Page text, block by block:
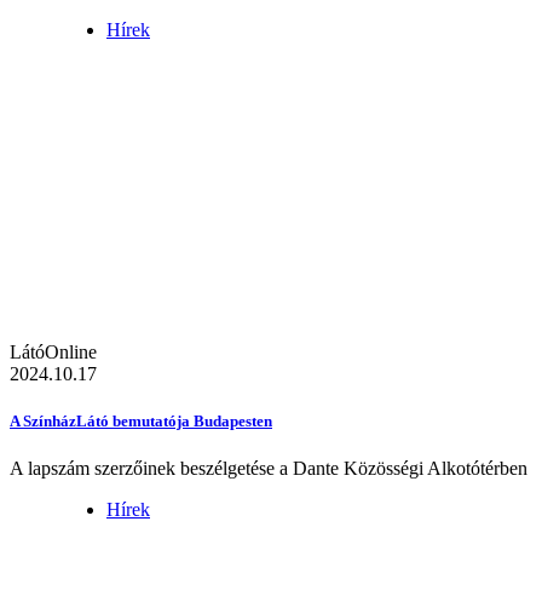
Hírek
LátóOnline
2024.10.17
A SzínházLátó bemutatója Budapesten
A lapszám szerzőinek beszélgetése a Dante Közösségi Alkotótérben
Hírek